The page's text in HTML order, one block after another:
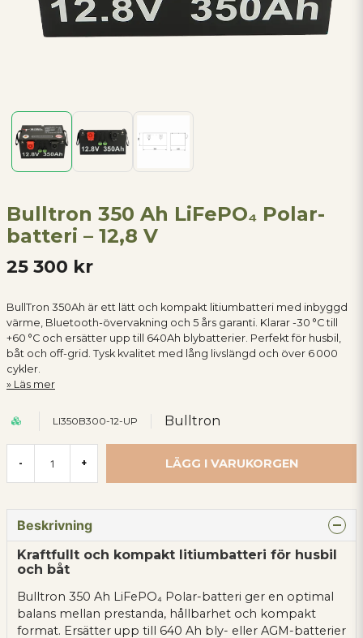
Bulltron 350 Ah LiFePO₄ Polar-
batteri – 12,8 V
25 300 kr
BullTron 350Ah är ett lätt och kompakt litiumbatteri med inbyggd
värme, Bluetooth-övervakning och 5 års garanti. Klarar -30 °C till
+60 °C och ersätter upp till 640Ah blybatterier. Perfekt för husbil,
båt och off-grid. Tysk kvalitet med lång livslängd och över 6 000
cykler.
Läs mer
LI350B300-12-UP Bulltron
- + LÄGG I VARUKORGEN
Beskrivning
Kraftfullt och kompakt litiumbatteri för husbil
och båt
Bulltron 350 Ah LiFePO₄ Polar-batteri ger en optimal
balans mellan prestanda, hållbarhet och kompakt
format. Ersätter upp till 640 Ah bly- eller AGM-batterier